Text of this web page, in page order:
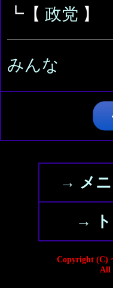
┗【 政党 】
みんな
→ メ
→ ト
Copyright (C)
All